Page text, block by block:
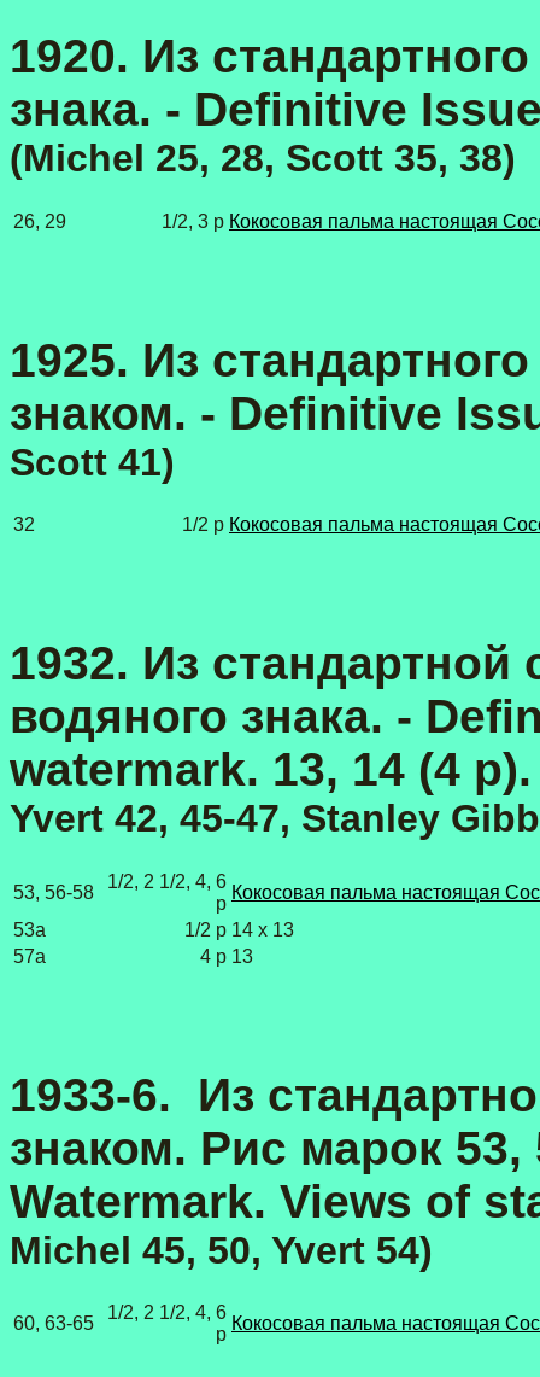
1920. Из
знака. - Definitive
(Michel 25, 28, Scott 35, 38)
26, 29 1/2, 3 p Кокосовая пальма настоящая
1925. Из
знаком. - Definitive
Scott 41)
32 1/2 p Кокосовая пальма настоящая
1932. Из стандартной
водяного знака. -
watermark. 13, 14 (4 p).
Yvert 42, 45-47, Stanley
53, 56-58
1/2, 2 1/2, 4, 6
p
Кокосовая пальма настоящая
53a
1/2 p 14 х 13
57a
4 p 13
1933-6. Из
знаком. Рис марок
Watermark. Views of
Michel 45, 50, Yvert 54)
60, 63-65
1/2, 2 1/2, 4, 6
p
Кокосовая пальма настоящая